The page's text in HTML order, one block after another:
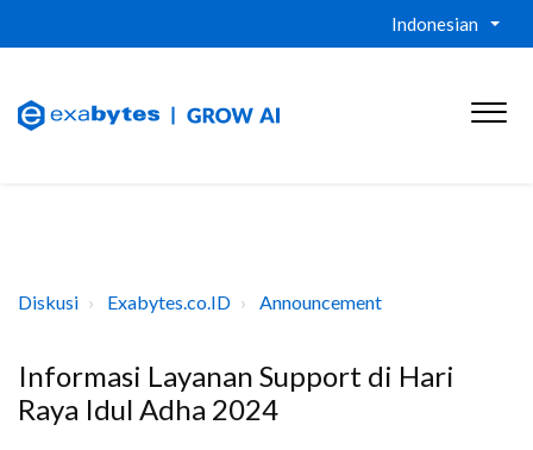
Indonesian
Diskusi Exabytes.co.ID Announcement
Informasi Layanan Support di Hari
Raya Idul Adha 2024